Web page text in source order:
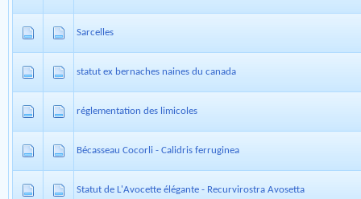
Sarcelles
statut ex bernaches naines du canada
réglementation des limicoles
Bécasseau Cocorli - Calidris ferruginea
Statut de L'Avocette élégante - Recurvirostra Avosetta